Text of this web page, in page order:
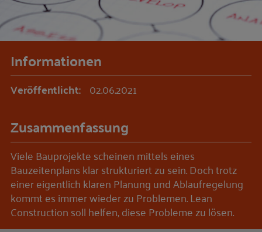
Informationen
Veröffentlicht: 02.06.2021
Zusammenfassung
Viele Bauprojekte scheinen mittels eines
Bauzeitenplans klar strukturiert zu sein. Doch trotz
einer eigentlich klaren Planung und Ablaufregelung
kommt es immer wieder zu Problemen. Lean
Construction soll helfen, diese Probleme zu lösen.